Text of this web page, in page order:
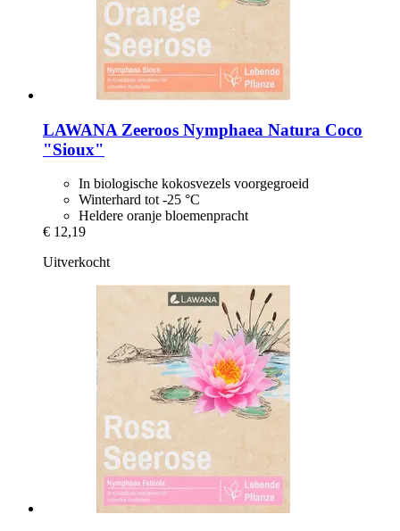
LAWANA Zeeroos Nymphaea Natura Coco
"Sioux"
In biologische kokosvezels voorgegroeid
Winterhard tot -25 °C
Heldere oranje bloemenpracht
€ 12,19
Uitverkocht